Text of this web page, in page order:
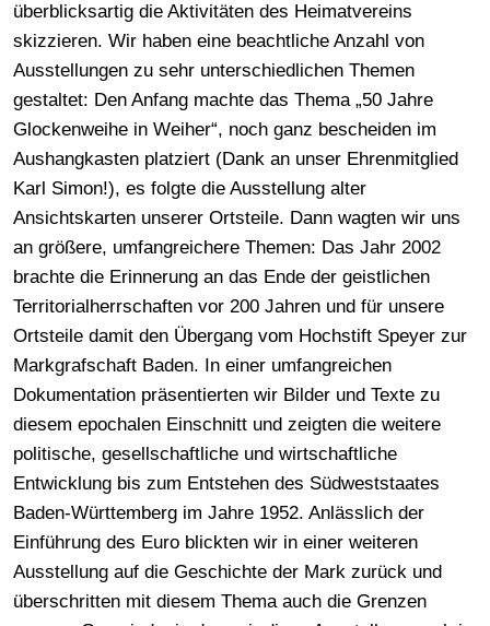
überblicksartig die Aktivitäten des Heimatvereins
skizzieren. Wir haben eine beachtliche Anzahl von
Ausstellungen zu sehr unterschiedlichen Themen
gestaltet: Den Anfang machte das Thema „50 Jahre
Glockenweihe in Weiher“, noch ganz bescheiden im
Aushangkasten platziert (Dank an unser Ehrenmitglied
Karl Simon!), es folgte die Ausstellung alter
Ansichtskarten unserer Ortsteile. Dann wagten wir uns
an größere, umfangreichere Themen: Das Jahr 2002
brachte die Erinnerung an das Ende der geistlichen
Territorialherrschaften vor 200 Jahren und für unsere
Ortsteile damit den Übergang vom Hochstift Speyer zur
Markgrafschaft Baden. In einer umfangreichen
Dokumentation präsentierten wir Bilder und Texte zu
diesem epochalen Einschnitt und zeigten die weitere
politische, gesellschaftliche und wirtschaftliche
Entwicklung bis zum Entstehen des Südweststaates
Baden-Württemberg im Jahre 1952. Anlässlich der
Einführung des Euro blickten wir in einer weiteren
Ausstellung auf die Geschichte der Mark zurück und
überschritten mit diesem Thema auch die Grenzen